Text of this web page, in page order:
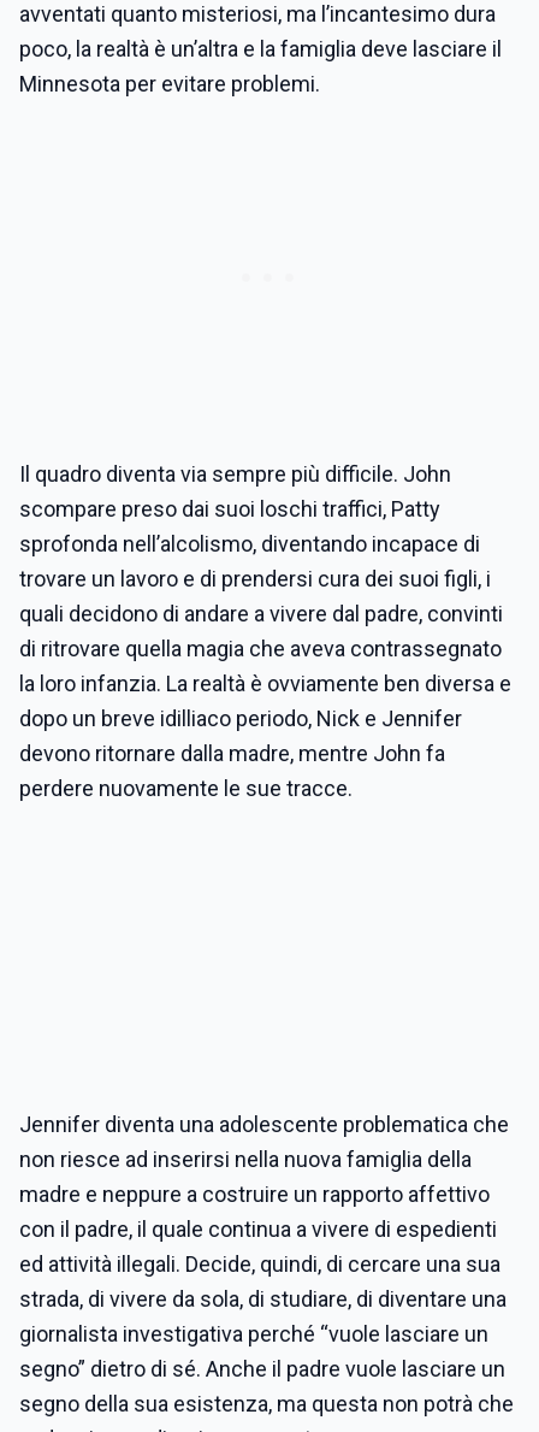
avventati quanto misteriosi, ma l’incantesimo dura
poco, la realtà è un’altra e la famiglia deve lasciare il
Minnesota per evitare problemi.
Il quadro diventa via sempre più difficile. John
scompare preso dai suoi loschi traffici, Patty
sprofonda nell’alcolismo, diventando incapace di
trovare un lavoro e di prendersi cura dei suoi figli, i
quali decidono di andare a vivere dal padre, convinti
di ritrovare quella magia che aveva contrassegnato
la loro infanzia. La realtà è ovviamente ben diversa e
dopo un breve idilliaco periodo, Nick e Jennifer
devono ritornare dalla madre, mentre John fa
perdere nuovamente le sue tracce.
Jennifer diventa una adolescente problematica che
non riesce ad inserirsi nella nuova famiglia della
madre e neppure a costruire un rapporto affettivo
con il padre, il quale continua a vivere di espedienti
ed attività illegali. Decide, quindi, di cercare una sua
strada, di vivere da sola, di studiare, di diventare una
giornalista investigativa perché “vuole lasciare un
segno” dietro di sé. Anche il padre vuole lasciare un
segno della sua esistenza, ma questa non potrà che